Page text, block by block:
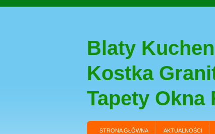
Blaty
Kostka
Tapety Okna
STRONA GŁÓWNA AKTUALNOŚCI